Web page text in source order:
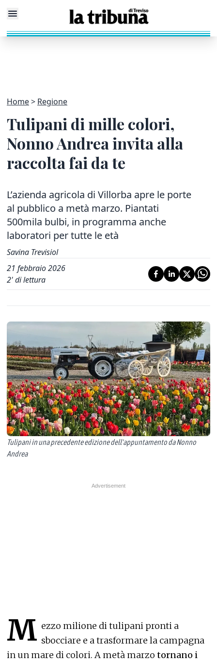
Home Regione
Tulipani di mille colori,
Nonno Andrea invita alla
raccolta fai da te
L’azienda agricola di Villorba apre le porte
al pubblico a metà marzo. Piantati
500mila bulbi, in programma anche
laboratori per tutte le età
Savina Trevisiol
21 febbraio 2026
2' di lettura
Tulipani in una precedente edizione dell'appuntamento da Nonno
Andrea
M ezzo milione di tulipani pronti a
sbocciare e a trasformare la campagna
in un mare di colori. A metà marzo tornano i